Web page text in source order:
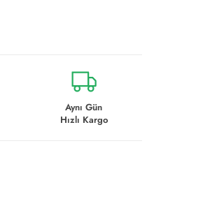
Aynı Gün
Hızlı Kargo